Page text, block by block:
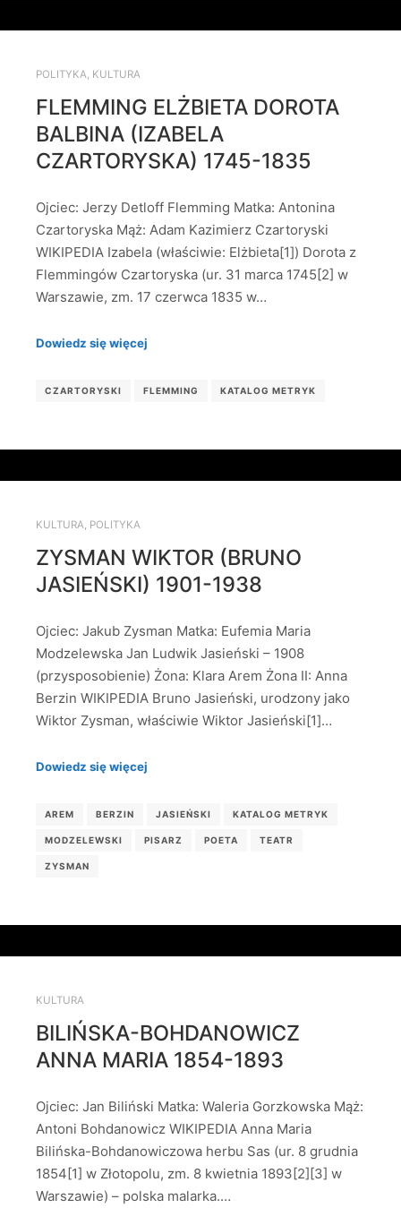
POLITYKA, KULTURA
FLEMMING ELŻBIETA DOROTA
BALBINA (IZABELA
CZARTORYSKA) 1745-1835
Ojciec: Jerzy Detloff Flemming Matka: Antonina
Czartoryska Mąż: Adam Kazimierz Czartoryski
WIKIPEDIA Izabela (właściwie: Elżbieta[1]) Dorota z
Flemmingów Czartoryska (ur. 31 marca 1745[2] w
Warszawie, zm. 17 czerwca 1835 w…
Dowiedz się więcej
CZARTORYSKI FLEMMING KATALOG METRYK
KULTURA, POLITYKA
ZYSMAN WIKTOR (BRUNO
JASIEŃSKI) 1901-1938
Ojciec: Jakub Zysman Matka: Eufemia Maria
Modzelewska Jan Ludwik Jasieński – 1908
(przysposobienie) Żona: Klara Arem Żona II: Anna
Berzin WIKIPEDIA Bruno Jasieński, urodzony jako
Wiktor Zysman, właściwie Wiktor Jasieński[1]…
Dowiedz się więcej
AREM BERZIN JASIEŃSKI KATALOG METRYK
MODZELEWSKI PISARZ POETA TEATR
ZYSMAN
KULTURA
BILIŃSKA-BOHDANOWICZ
ANNA MARIA 1854-1893
Ojciec: Jan Biliński Matka: Waleria Gorzkowska Mąż:
Antoni Bohdanowicz WIKIPEDIA Anna Maria
Bilińska-Bohdanowiczowa herbu Sas (ur. 8 grudnia
1854[1] w Złotopolu, zm. 8 kwietnia 1893[2][3] w
Warszawie) – polska malarka.…